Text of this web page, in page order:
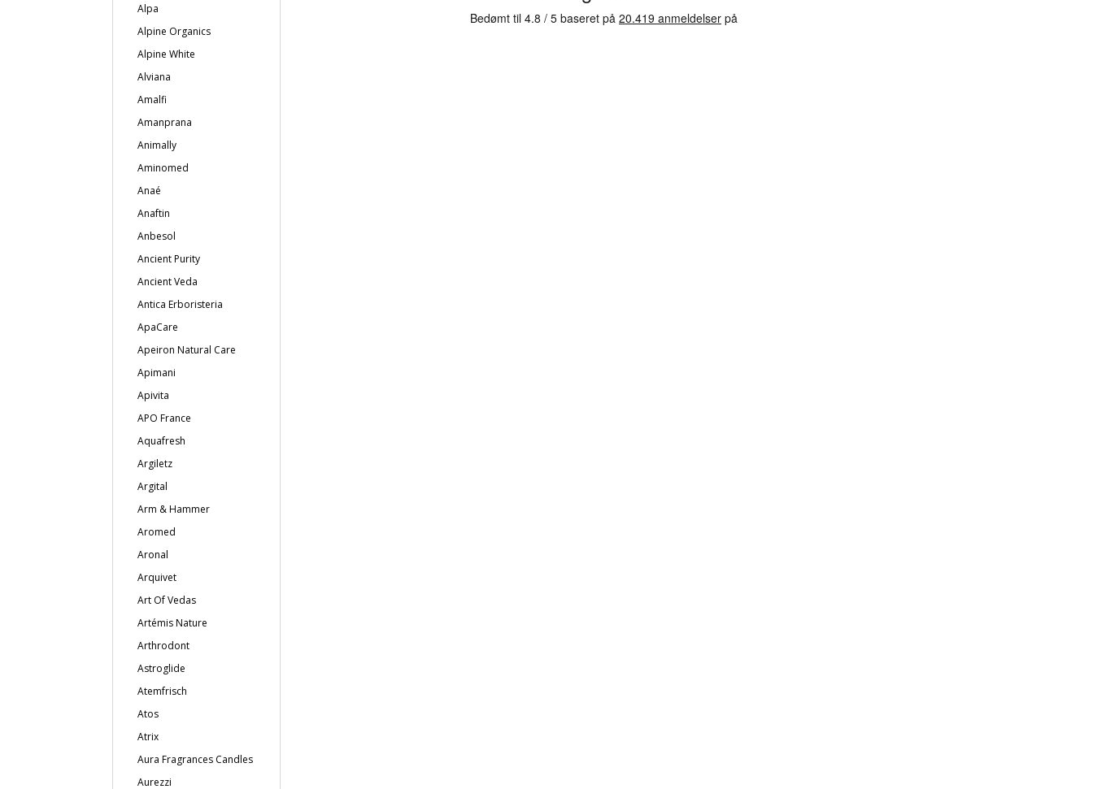
Alpa
Alpine Organics
Alpine White
Alviana
Amalfi
Amanprana
Animally
Aminomed
Anaé
Anaftin
Anbesol
Ancient Purity
Ancient Veda
Antica Erboristeria
ApaCare
Apeiron Natural Care
Apimani
Apivita
APO France
Aquafresh
Argiletz
Argital
Arm & Hammer
Aromed
Aronal
Arquivet
Art Of Vedas
Artémis Nature
Arthrodont
Astroglide
Atemfrisch
Atos
Atrix
Aura Fragrances Candles
Aurezzi